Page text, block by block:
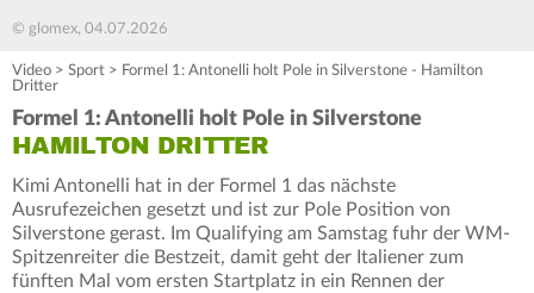
© glomex, 04.07.2026
Video > Sport > Formel 1: Antonelli holt Pole in Silverstone - Hamilton
Dritter
Formel 1: Antonelli holt Pole in Silverstone
HAMILTON DRITTER
Kimi Antonelli hat in der Formel 1 das nächste
Ausrufezeichen gesetzt und ist zur Pole Position von
Silverstone gerast. Im Qualifying am Samstag fuhr der WM-
Spitzenreiter die Bestzeit, damit geht der Italiener zum
fünften Mal vom ersten Startplatz in ein Rennen der